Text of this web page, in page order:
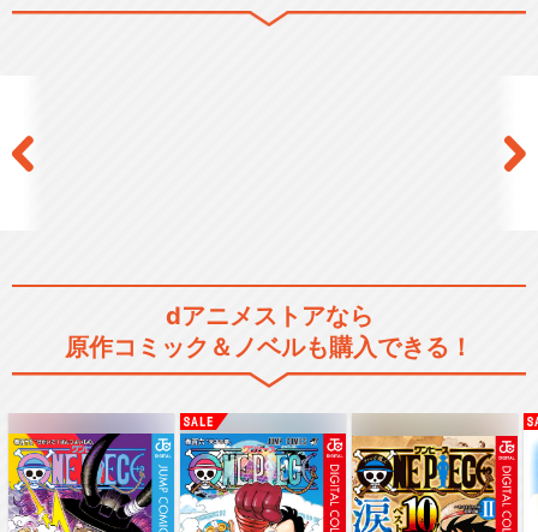
dアニメストアなら
原作コミック＆ノベルも購入できる！